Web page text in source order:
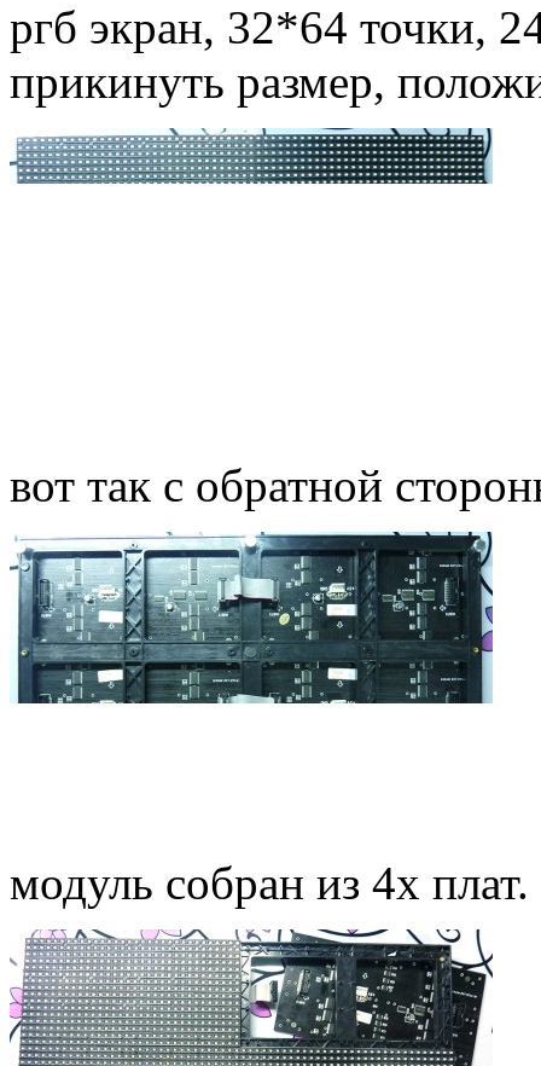
ргб экран, 32*64 точки,
прикинуть размер,
вот так с обратной
модуль собран из 4х плат.